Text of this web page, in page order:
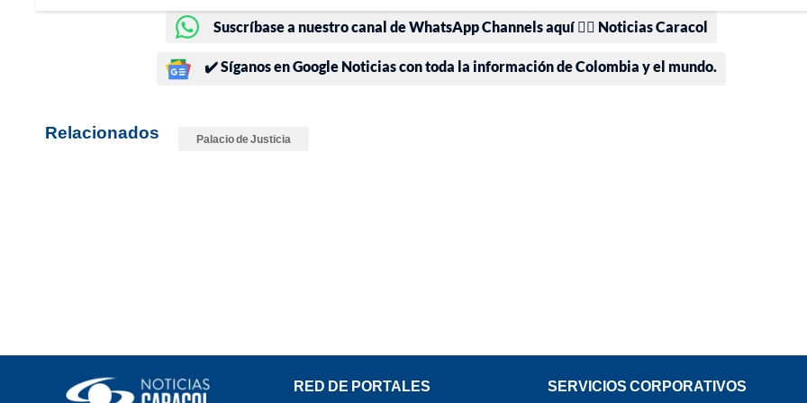
Suscríbase a nuestro canal de WhatsApp Channels aquí 👉🏻 Noticias Caracol
✔️ Síganos en Google Noticias con toda la información de Colombia y el mundo.
Relacionados Palacio de Justicia
RED DE PORTALES SERVICIOS CORPORATIVOS